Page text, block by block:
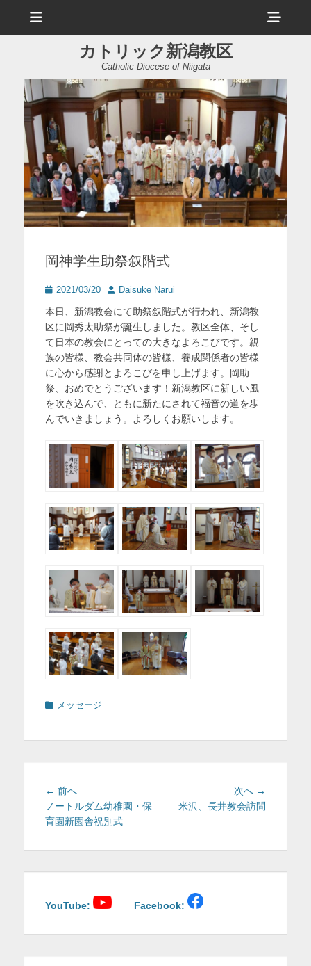
ュ
ヘ
ッ
ー
サ
イ
ド
バ
ー
コ
カトリック新潟教区
Catholic Diocese of Niigata
岡神学生助祭叙階式
投
日
2021/03/20
投
者
Daisuke Narui
本日、新潟教会にて助祭叙階式が行われ、新潟教
区に岡秀太助祭が誕生しました。教区全体、そし
て日本の教会にとっての大きなよろこびです。親
族の皆様、教会共同体の皆様、養成関係者の皆様
に心から感謝とよろこびを申し上げます。岡助
祭、おめでとうございます！新潟教区に新しい風
を吹き込んで、ともに新たにされて福音の道を歩
んでいきましょう。よろしくお願いします。
カ メッセージ
投
稿
ナ
ー
ョ
← 前へ
の
投
ノートルダム幼稚園・保
育園新園舎祝別式
次へ →
米沢、長井教会訪問
YouTube: Facebook: